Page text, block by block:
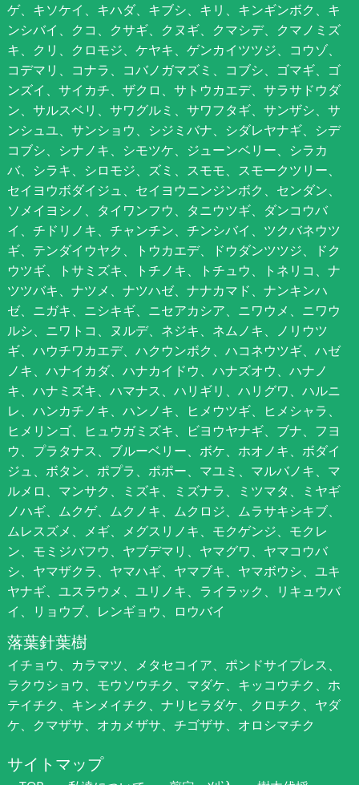
ゲ、キソケイ、キハダ、キブシ、キリ、キンギンボク、キ
ンシバイ、クコ、クサギ、クヌギ、クマシデ、クマノミズ
キ、クリ、クロモジ、ケヤキ、ゲンカイツツジ、コウゾ、
コデマリ、コナラ、コバノガマズミ、コブシ、ゴマギ、ゴ
ンズイ、サイカチ、ザクロ、サトウカエデ、サラサドウダ
ン、サルスベリ、サワグルミ、サワフタギ、サンザシ、サ
ンシュユ、サンショウ、シジミバナ、シダレヤナギ、シデ
コブシ、シナノキ、シモツケ、ジューンベリー、シラカ
バ、シラキ、シロモジ、ズミ、スモモ、スモークツリー、
セイヨウボダイジュ、セイヨウニンジンボク、センダン、
ソメイヨシノ、タイワンフウ、タニウツギ、ダンコウバ
イ、チドリノキ、チャンチン、チンシバイ、ツクバネウツ
ギ、テンダイウヤク、トウカエデ、ドウダンツツジ、ドク
ウツギ、トサミズキ、トチノキ、トチュウ、トネリコ、ナ
ツツバキ、ナツメ、ナツハゼ、ナナカマド、ナンキンハ
ゼ、ニガキ、ニシキギ、ニセアカシア、ニワウメ、ニワウ
ルシ、ニワトコ、ヌルデ、ネジキ、ネムノキ、ノリウツ
ギ、ハウチワカエデ、ハクウンボク、ハコネウツギ、ハゼ
ノキ、ハナイカダ、ハナカイドウ、ハナズオウ、ハナノ
キ、ハナミズキ、ハマナス、ハリギリ、ハリグワ、ハルニ
レ、ハンカチノキ、ハンノキ、ヒメウツギ、ヒメシャラ、
ヒメリンゴ、ヒュウガミズキ、ビヨウヤナギ、ブナ、フヨ
ウ、プラタナス、ブルーベリー、ボケ、ホオノキ、ボダイ
ジュ、ボタン、ポプラ、ポポー、マユミ、マルバノキ、マ
ルメロ、マンサク、ミズキ、ミズナラ、ミツマタ、ミヤギ
ノハギ、ムクゲ、ムクノキ、ムクロジ、ムラサキシキブ、
ムレスズメ、メギ、メグスリノキ、モクゲンジ、モクレ
ン、モミジバフウ、ヤブデマリ、ヤマグワ、ヤマコウバ
シ、ヤマザクラ、ヤマハギ、ヤマブキ、ヤマボウシ、ユキ
ヤナギ、ユスラウメ、ユリノキ、ライラック、リキュウバ
イ、リョウブ、レンギョウ、ロウバイ
落葉針葉樹
イチョウ、カラマツ、メタセコイア、ポンドサイプレス、
ラクウショウ、モウソウチク、マダケ、キッコウチク、ホ
テイチク、キンメイチク、ナリヒラダケ、クロチク、ヤダ
ケ、クマザサ、オカメザサ、チゴザサ、オロシマチク
サイトマップ